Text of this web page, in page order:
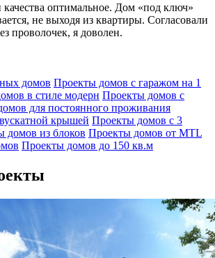
оптимальное. Дом «под ключ»
не выходя из квартиры. Согласовали
проволочек, я доволен.
домов Проекты домов с гаражом на 1
в стиле модерн Проекты домов с
для постоянного проживания
крышей Проекты домов с 3
домов из блоков Проекты домов от MTL
Проекты домов до 150 кв.м